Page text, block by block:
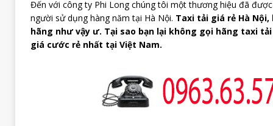
Đến với công ty Phi Long chúng tôi một thương hiệu đã
người sử dụng hàng năm tại Hà Nội. Taxi tải giá rẻ Hà
hãng như vậy ư. Tại sao bạn lại không gọi hãng taxi
giá cước rẻ nhất tại Việt Nam.